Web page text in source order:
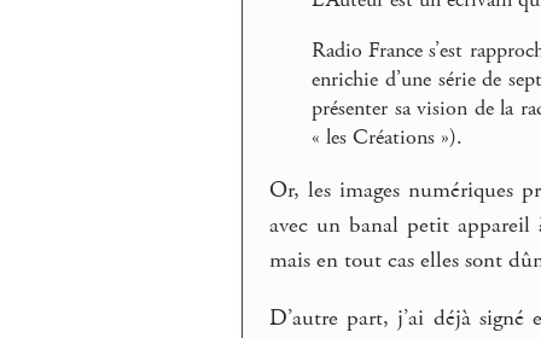
Radio France s’est
enrichie d’une série de
présenter sa vision de la
« les Créations »).
Or, les images numériques
avec un banal petit appareil
mais en tout cas elles sont
D’autre part, j’ai déjà